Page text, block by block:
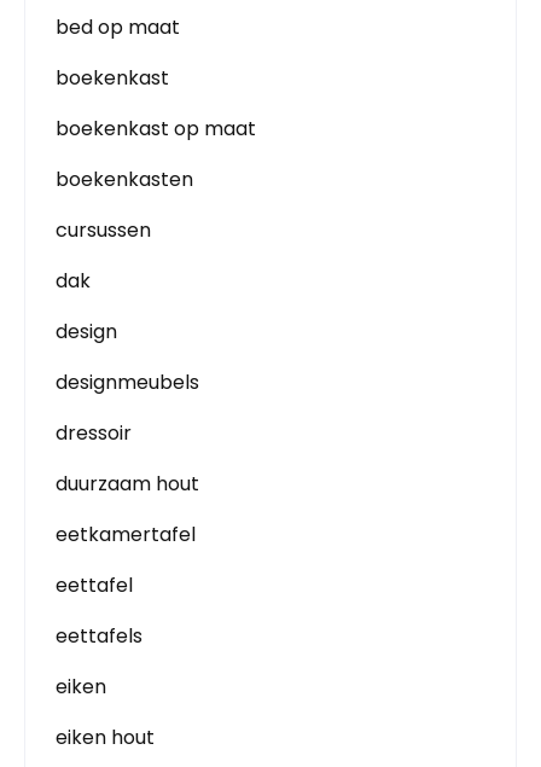
bed op maat
boekenkast
boekenkast op maat
boekenkasten
cursussen
dak
design
designmeubels
dressoir
duurzaam hout
eetkamertafel
eettafel
eettafels
eiken
eiken hout